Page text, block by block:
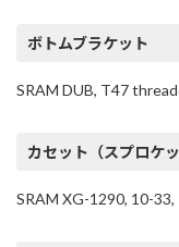
ボトムブラケット
SRAM DUB, T47
カセット（スプロケッ
SRAM XG-1290, 10-33,